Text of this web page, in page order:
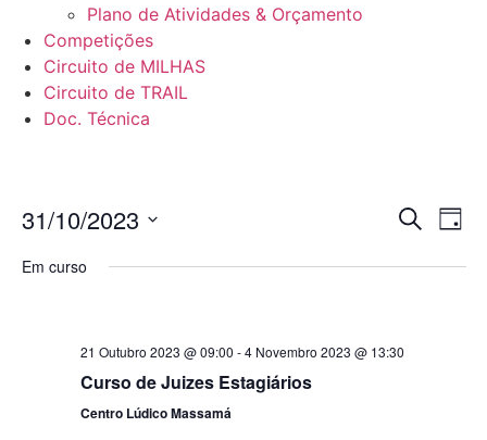
Plano de Atividades & Orçamento
Competições
Circuito de MILHAS
Circuito de TRAIL
Doc. Técnica
Pesquisar
Dia
31/10/2023
data
Em curso
21 Outubro 2023 @ 09:00 -4 Novembro 2023 @ 13:30
Curso de Juizes Estagiários
Centro Lúdico Massamá